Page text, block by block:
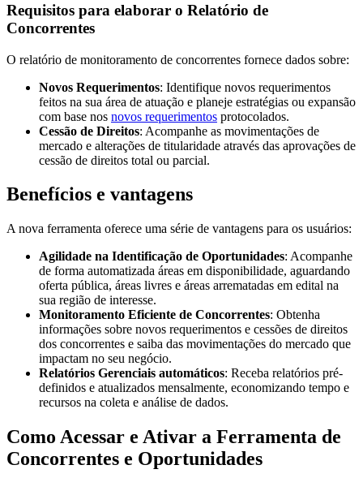
Requisitos para elaborar o Relatório de
Concorrentes
O relatório de monitoramento de concorrentes fornece dados sobre:
Novos Requerimentos: Identifique novos requerimentos
feitos na sua área de atuação e planeje estratégias ou expansão
com base nos novos requerimentos protocolados.
Cessão de Direitos: Acompanhe as movimentações de
mercado e alterações de titularidade através das aprovações de
cessão de direitos total ou parcial.
Benefícios e vantagens
A nova ferramenta oferece uma série de vantagens para os usuários:
Agilidade na Identificação de Oportunidades: Acompanhe
de forma automatizada áreas em disponibilidade, aguardando
oferta pública, áreas livres e áreas arrematadas em edital na
sua região de interesse.
Monitoramento Eficiente de Concorrentes: Obtenha
informações sobre novos requerimentos e cessões de direitos
dos concorrentes e saiba das movimentações do mercado que
impactam no seu negócio.
Relatórios Gerenciais automáticos: Receba relatórios pré-
definidos e atualizados mensalmente, economizando tempo e
recursos na coleta e análise de dados.
Como Acessar e Ativar a Ferramenta de
Concorrentes e Oportunidades